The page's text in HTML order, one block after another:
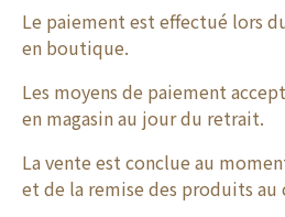
Le paiement est effectué lors
en boutique.
Les moyens de paiement
en magasin au jour du retrait.
La vente est conclue au
et de la remise des produits au